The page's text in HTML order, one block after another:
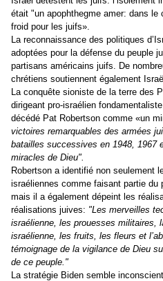
était "un apophthegme amer: dans
froid pour les juifs».
La reconnaissance des politiques
adoptées pour la défense du peuple
partisans américains juifs. De
chrétiens soutiennent également
La conquête sioniste de la terre des
dirigeant pro-israélien
décédé Pat Robertson comme «un
victoires remarquables des armées
batailles successives en 1948, 1967
miracles de Dieu".
Robertson a identifié non seulement
israéliennes comme faisant partie du
mais il a également dépeint les
réalisations juives: "Les merveilles
israélienne, les prouesses militaires,
israélienne, les fruits, les fleurs et
témoignage de la vigilance de Dieu
de ce peuple."
La stratégie Biden semble